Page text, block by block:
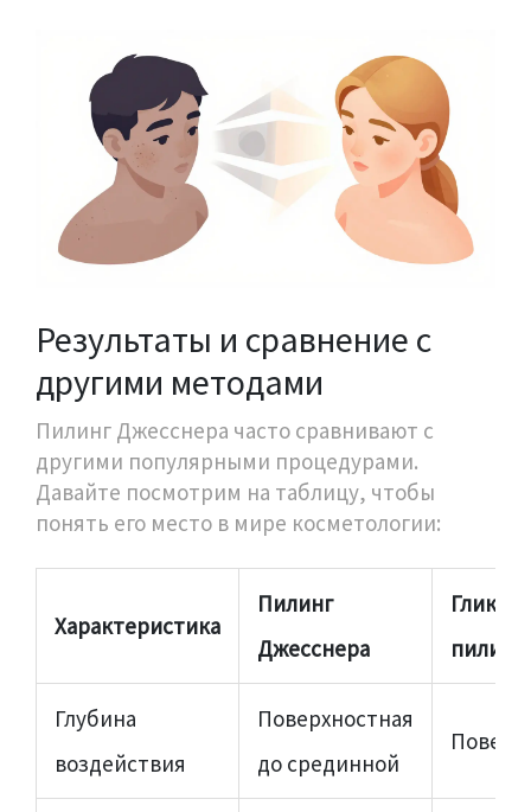
Результаты и сравнение с
другими методами
Пилинг Джесснера часто сравнивают с
другими популярными процедурами.
Давайте посмотрим на таблицу, чтобы
понять его место в мире косметологии:
Характеристика
Пилинг
Джесснера
пилинг
Глубина
воздействия
Поверхностная
до срединной